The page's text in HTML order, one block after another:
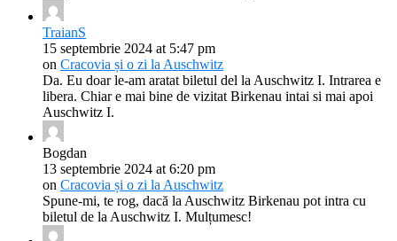
TraianS
15 septembrie 2024 at 5:47 pm
on Cracovia și o zi la Auschwitz
Da. Eu doar le-am aratat biletul del la Auschwitz I. Intrarea e
libera. Chiar e mai bine de vizitat Birkenau intai si mai apoi
Auschwitz I.
Bogdan
13 septembrie 2024 at 6:20 pm
on Cracovia și o zi la Auschwitz
Spune-mi, te rog, dacă la Auschwitz Birkenau pot intra cu
biletul de la Auschwitz I. Mulțumesc!